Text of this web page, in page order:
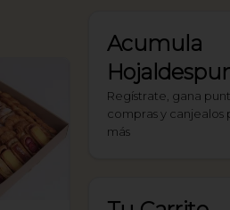
Acumula
Regístrate, gana
compras y canjealos
más